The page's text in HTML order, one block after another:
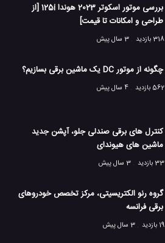
بررسی موتور اسکوتر 2023 هوندا 125i [از
طراحی و امکانات تا قیمت]
318 بازدید
3 سال پیش
چگونه از موتور DC یک ماشین برقی بسازیم؟
562 بازدید 4 سال پیش
کنترل های برقی صندلی جلو، آپشن جدید
ماشین های هیوندای
33 بازدید
3 سال پیش
گروه رنو الکتریسیتی، مرکز تخصص خودروهای
برقی فرانسه
19 بازدید
3 سال پیش